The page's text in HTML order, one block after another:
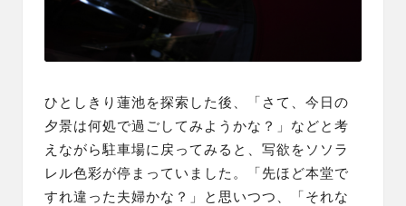
ひとしきり 蓮池を探索 した後、「さて、今日の
夕景は何処で過ごしてみようかな？」などと考
えながら駐車場に戻ってみると、写欲をソソラ
レル色彩が停まっていました。「先ほど本堂で
すれ違った夫婦かな？」と思いつつ、「それな